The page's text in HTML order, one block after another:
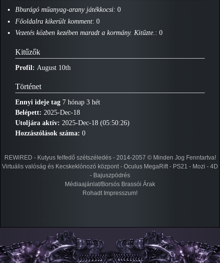
Bburágó műanyag-arany játékkocsi: 0
Főoldalra kikerült komment: 0
Vezetés közben kezében maradt a kormány. Kitűzte. : 0
Kitűzők
Profil: August 10th
Történet
Ennyi ideje tag 7 hónap 3 hét
Belépett: 2025-Dec-18
Utoljára aktív: 2025-Dec-18 (05:50:26)
Hozzászólások száma: 0
REWiRED - Kutyus felfedő szétszéledés - 2014-2057 © Minden Jog Fenntartva!
Virtuális valóság és Kecskeklónozó központ - Oculus MegaRift - PS21 - Mozi - 4D
- Bajuszpödrés
Médiaajánlat/Borsós Brassói Árak
Rohadt Impresszum!